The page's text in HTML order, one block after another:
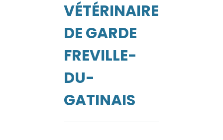
VÉTÉRINAIRE
DE GARDE
FREVILLE-
DU-
GATINAIS